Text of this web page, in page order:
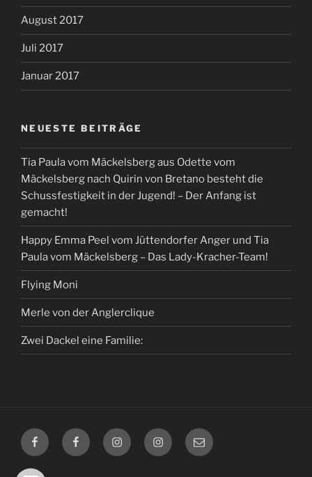
August 2017
Juli 2017
Januar 2017
NEUESTE BEITRÄGE
Tia Paula vom Mäckelsberg aus Odette vom
Mäckelsberg nach Quirin von Bretano besteht die
Schussfestigkeit in der Jugend! – Der Anfang ist
gemacht!
Happy Emma Peel vom Jüttendorfer Anger und Tia
Paula vom Mäckelsberg – Das Lady-Kracher-Team!
Flying Moni
Merle von der Anglerclique
Zwei Dackel eine Familie:
Facebook
Timmermann
Facebook
Liebetrau
Instagram
Timmermann
Instagram
Liebetrau
E-
Mail